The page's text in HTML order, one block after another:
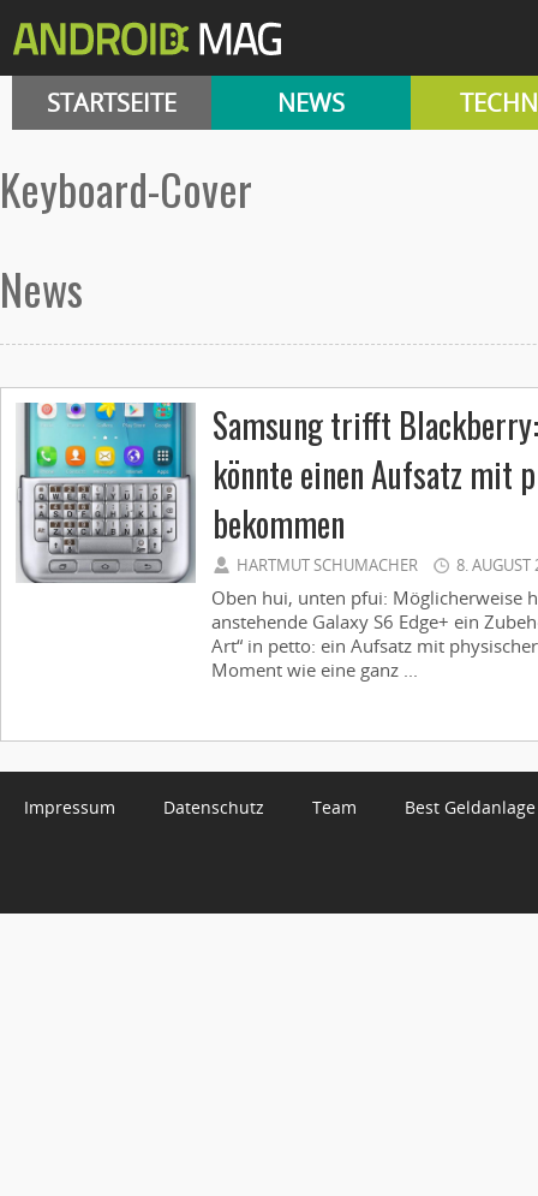
STARTSEITE NEWS
Keyboard-Cover
News
Samsung trifft
könnte einen Aufsatz mit
bekommen
HARTMUT SCHUMACHER 8. AUGUST
Oben hui, unten pfui: Möglicherweise
anstehende Galaxy S6 Edge+ ein
Art“ in petto: ein Aufsatz mit
Moment wie eine ganz ...
Impressum Datenschutz Team Best Geldanlage